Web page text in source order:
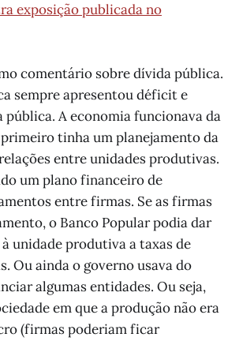
exposição publicada no
comentário sobre dívida pública.
sempre apresentou déficit e
pública. A economia funcionava da
tinha um planejamento da
entre unidades produtivas.
um plano financeiro de
entre firmas. Se as firmas
o Banco Popular podia dar
unidade produtiva a taxas de
Ou ainda o governo usava do
algumas entidades. Ou seja,
em que a produção não era
(firmas poderiam ficar